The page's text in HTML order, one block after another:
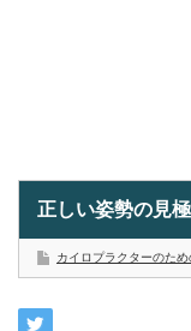
正しい姿勢の見
カイロプラクターのた